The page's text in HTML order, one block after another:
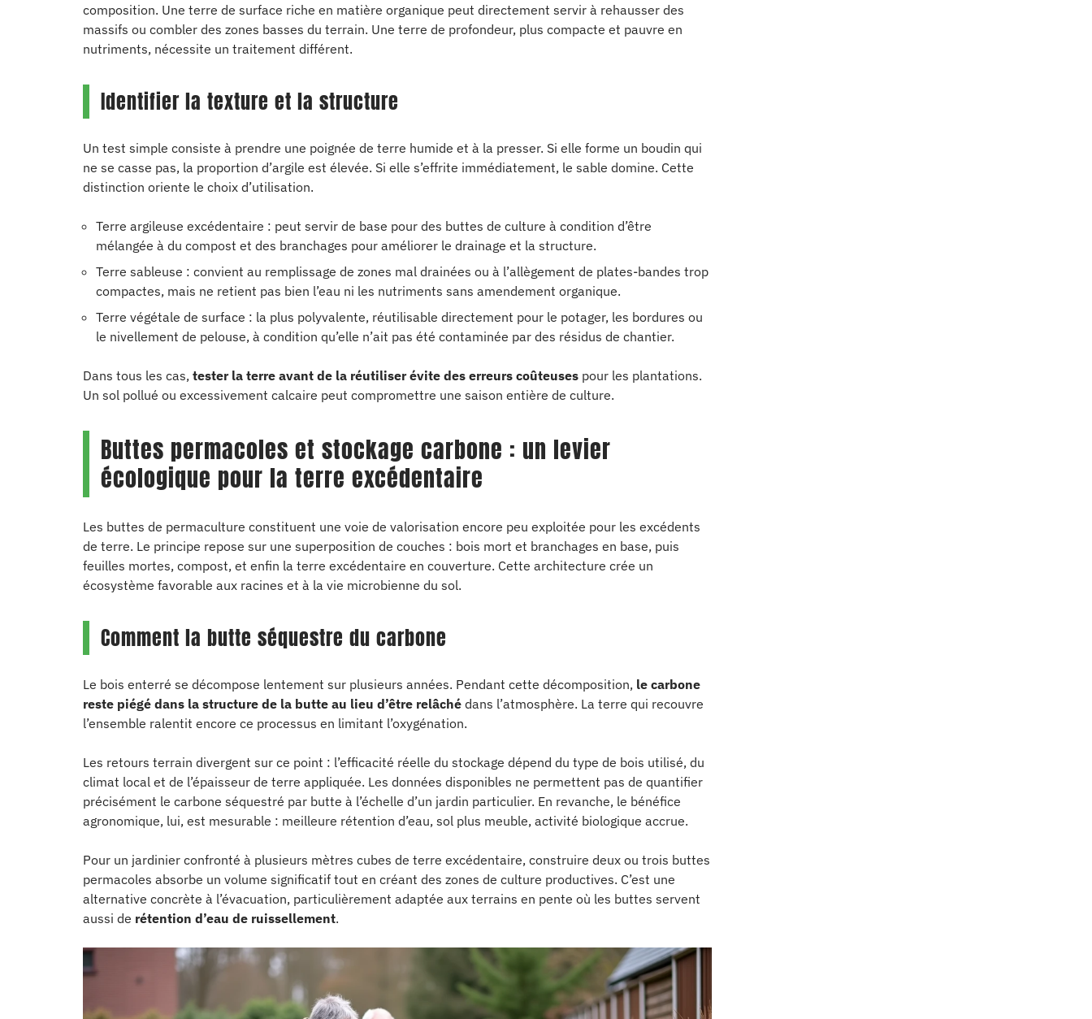
composition. Une terre de surface riche en matière organique peut directement servir à rehausser des
massifs ou combler des zones basses du terrain. Une terre de profondeur, plus compacte et pauvre en
nutriments, nécessite un traitement différent.
Identifier la texture et la structure
Un test simple consiste à prendre une poignée de terre humide et à la presser. Si elle forme un boudin qui
ne se casse pas, la proportion d’argile est élevée. Si elle s’effrite immédiatement, le sable domine. Cette
distinction oriente le choix d’utilisation.
Terre argileuse excédentaire : peut servir de base pour des buttes de culture à condition d’être
mélangée à du compost et des branchages pour améliorer le drainage et la structure.
Terre sableuse : convient au remplissage de zones mal drainées ou à l’allègement de plates-bandes trop
compactes, mais ne retient pas bien l’eau ni les nutriments sans amendement organique.
Terre végétale de surface : la plus polyvalente, réutilisable directement pour le potager, les bordures ou
le nivellement de pelouse, à condition qu’elle n’ait pas été contaminée par des résidus de chantier.
Dans tous les cas, tester la terre avant de la réutiliser évite des erreurs coûteuses pour les plantations.
Un sol pollué ou excessivement calcaire peut compromettre une saison entière de culture.
Buttes permacoles et stockage carbone : un levier
écologique pour la terre excédentaire
Les buttes de permaculture constituent une voie de valorisation encore peu exploitée pour les excédents
de terre. Le principe repose sur une superposition de couches : bois mort et branchages en base, puis
feuilles mortes, compost, et enfin la terre excédentaire en couverture. Cette architecture crée un
écosystème favorable aux racines et à la vie microbienne du sol.
Comment la butte séquestre du carbone
Le bois enterré se décompose lentement sur plusieurs années. Pendant cette décomposition, le carbone
reste piégé dans la structure de la butte au lieu d’être relâché dans l’atmosphère. La terre qui recouvre
l’ensemble ralentit encore ce processus en limitant l’oxygénation.
Les retours terrain divergent sur ce point : l’efficacité réelle du stockage dépend du type de bois utilisé, du
climat local et de l’épaisseur de terre appliquée. Les données disponibles ne permettent pas de quantifier
précisément le carbone séquestré par butte à l’échelle d’un jardin particulier. En revanche, le bénéfice
agronomique, lui, est mesurable : meilleure rétention d’eau, sol plus meuble, activité biologique accrue.
Pour un jardinier confronté à plusieurs mètres cubes de terre excédentaire, construire deux ou trois buttes
permacoles absorbe un volume significatif tout en créant des zones de culture productives. C’est une
alternative concrète à l’évacuation, particulièrement adaptée aux terrains en pente où les buttes servent
aussi de rétention d’eau de ruissellement.